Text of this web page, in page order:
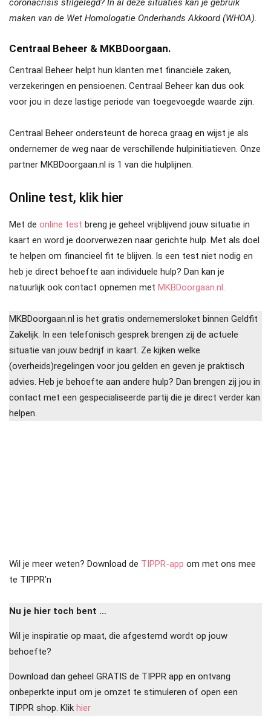
coronacrisis stilgelegd? In al deze situaties kan je gebruik
maken van de Wet Homologatie Onderhands Akkoord (WHOA).
Centraal Beheer & MKBDoorgaan.
Centraal Beheer helpt hun klanten met financiële zaken,
verzekeringen en pensioenen. Centraal Beheer kan dus ook
voor jou in deze lastige periode van toegevoegde waarde zijn.
Centraal Beheer ondersteunt de horeca graag en wijst je als
ondernemer de weg naar de verschillende hulpinitiatieven. Onze
partner MKBDoorgaan.nl is 1 van die hulplijnen.
Online test, klik hier
Met de online test breng je geheel vrijblijvend jouw situatie in
kaart en word je doorverwezen naar gerichte hulp. Met als doel
te helpen om financieel fit te blijven. Is een test niet nodig en
heb je direct behoefte aan individuele hulp? Dan kan je
natuurlijk ook contact opnemen met MKBDoorgaan.nl.
MKBDoorgaan.nl is het gratis ondernemersloket binnen Geldfit
Zakelijk. In een telefonisch gesprek brengen zij de actuele
situatie van jouw bedrijf in kaart. Ze kijken welke
(overheids)regelingen voor jou gelden en geven je praktisch
advies. Heb je behoefte aan andere hulp? Dan brengen zij jou in
contact met een gespecialiseerde partij die je direct verder kan
helpen.
Wil je meer weten? Download de TIPPR-app om met ons mee
te TIPPR’n
Nu je hier toch bent …
Wil je inspiratie op maat, die afgestemd wordt op jouw
behoefte?
Download dan geheel GRATIS de TIPPR app en ontvang
onbeperkte input om je omzet te stimuleren of open een
TIPPR shop. Klik hier